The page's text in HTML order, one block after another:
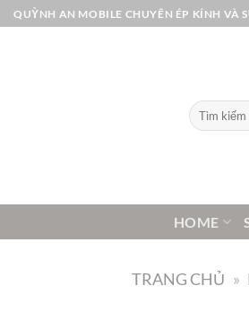
Bỏ
qua
QUỲNH AN MOBILE CHUYÊN ÉP KÍNH VÀ
Tìm
kiếm:
HOME
TRANG CHỦ »